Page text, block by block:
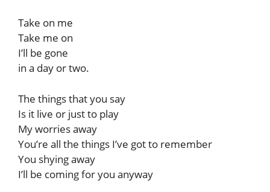
Take on me
Take me on
I’ll be gone
in a day or two.
The things that you say
Is it live or just to play
My worries away
You’re all the things I’ve got to remember
You shying away
I’ll be coming for you anyway